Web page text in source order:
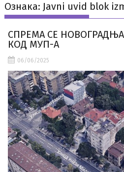
Ознака: Javni uvid blok
СПРЕМА СЕ
КОД МУП-А
06/06/2025